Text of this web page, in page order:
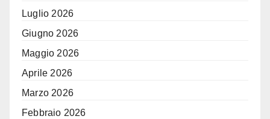
Luglio 2026
Giugno 2026
Maggio 2026
Aprile 2026
Marzo 2026
Febbraio 2026